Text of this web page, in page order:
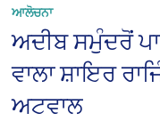
ਆਲੋਚਨਾ
ਅਦੀਬ ਸਮੁੰਦਰੋਂ
ਵਾਲਾ ਸ਼ਾਇਰ
ਅਟਵਾਲ